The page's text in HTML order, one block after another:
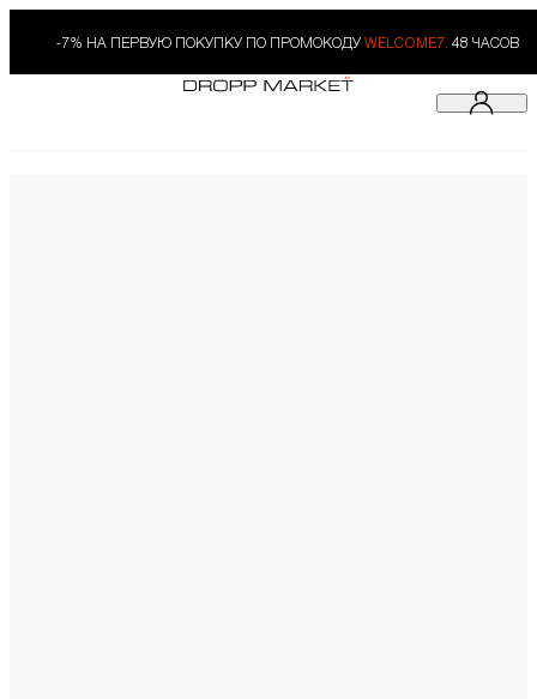
-7% НА ПЕРВУЮ ПОКУПКУ ПО ПРОМОКОДУ WELCOME7. 48 ЧАСОВ